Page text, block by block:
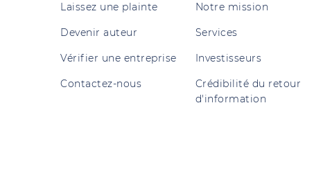
Laissez une plainte
Devenir auteur
Vérifier une entreprise
Contactez-nous
Notre mission
Services
Investisseurs
Crédibilité du retour
d'information